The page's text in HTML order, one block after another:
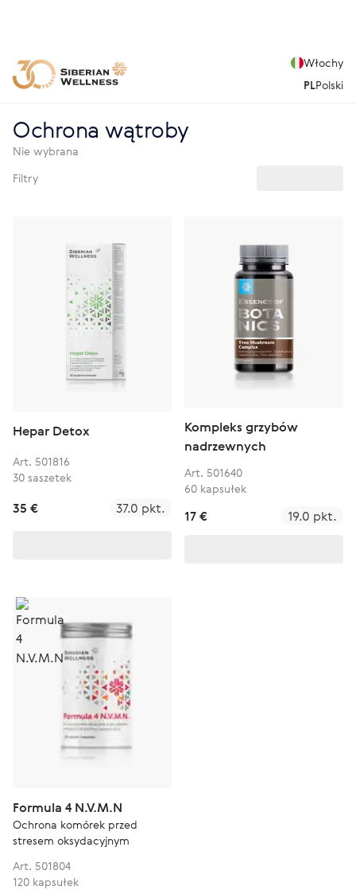
Włochy
PLPolski
Ochrona wątroby
Nie wybrana
Filtry
Hepar Detox
Art. 501816
30 saszetek
35 € 37.0 pkt.
Kompleks grzybów
nadrzewnych
Art. 501640
60 kapsułek
17 € 19.0 pkt.
Formula 4 N.V.M.N
Ochrona komórek przed
stresem oksydacyjnym
Art. 501804
120 kapsułek